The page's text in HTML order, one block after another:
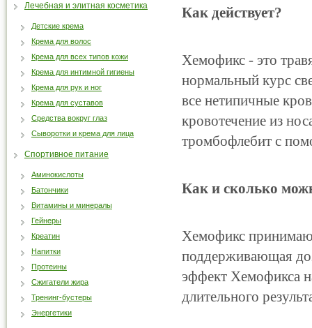
Как действует?
Хемофикс - это
нормальный курс
все нетипичные
кровотечение из
тромбофлебит с
Как и сколько
Хемофикс
поддерживающая
эффект Хемофикса
длительного
Лечебная и элитная косметика
Детские крема
Крема для волос
Крема для всех типов кожи
Крема для интимной гигиены
Крема для рук и ног
Крема для суставов
Средства вокруг глаз
Сыворотки и крема для лица
Спортивное питание
Аминокислоты
Батончики
Витамины и минералы
Гейнеры
Креатин
Напитки
Протеины
Сжигатели жира
Тренинг-бустеры
Энергетики